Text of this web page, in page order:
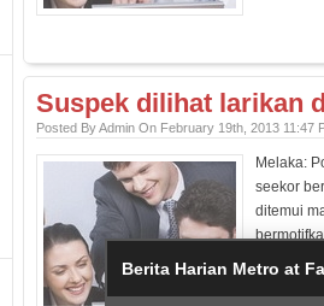
Suspek dilihat larikan
Posted By Admin On February 19th, 2013 11:47
Melaka:
seekor
ditemui
dengan
Berita Harian Metro at